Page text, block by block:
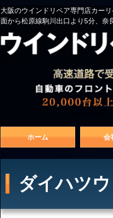
大阪のウインドリペア専門店カー
面から松原線駒川出口より5分、奈
ホーム 会
ダイハツ